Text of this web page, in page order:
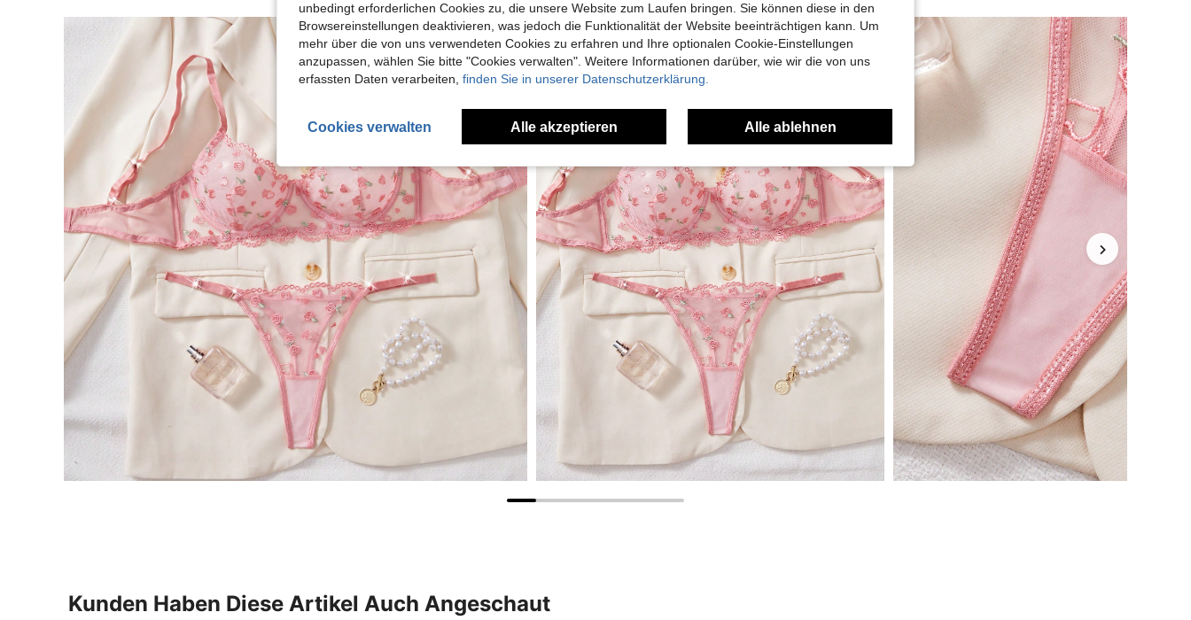
Kunden Haben Diese Artikel Auch Angeschaut
unbedingt erforderlichen Cookies zu, die unsere Website zum Laufen bringen. Sie können diese in den
Browsereinstellungen deaktivieren, was jedoch die Funktionalität der Website beeinträchtigen kann. Um
mehr über die von uns verwendeten Cookies zu erfahren und Ihre optionalen Cookie-Einstellungen
anzupassen, wählen Sie bitte "Cookies verwalten". Weitere Informationen darüber, wie wir die von uns
erfassten Daten verarbeiten, finden Sie in unserer Datenschutzerklärung.
Cookies verwalten Alle akzeptieren Alle ablehnen